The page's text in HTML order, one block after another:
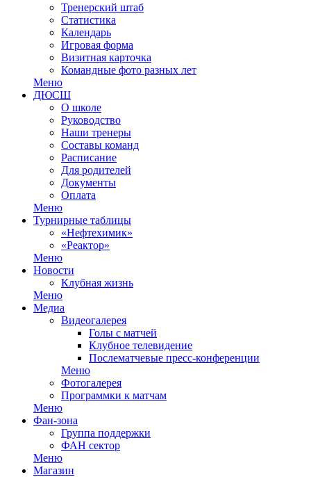
Тренерский штаб
Статистика
Календарь
Игровая форма
Визитная карточка
Командные фото разных лет
Меню
ДЮСШ
О школе
Руководство
Наши тренеры
Составы команд
Расписание
Для родителей
Документы
Оплата
Меню
Турнирные таблицы
«Нефтехимик»
«Реактор»
Меню
Новости
Клубная жизнь
Меню
Медиа
Видеогалерея
Голы с матчей
Клубное телевидение
Послематчевые пресс-конференции
Меню
Фотогалерея
Программки к матчам
Меню
Фан-зона
Группа поддержки
ФАН сектор
Меню
Магазин